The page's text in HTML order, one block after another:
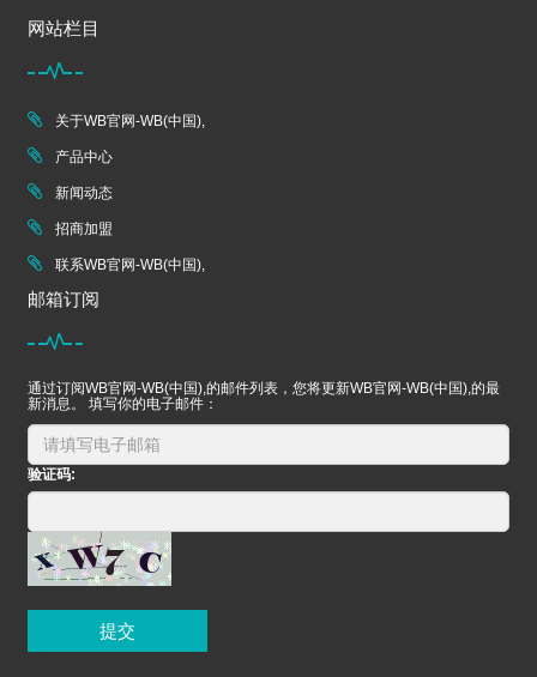
网站栏目
关于WB官网-WB(中国),
产品中心
新闻动态
招商加盟
联系WB官网-WB(中国),
邮箱订阅
通过订阅WB官网-WB(中国),的邮件列表，您将更新WB官网-WB(中国),的最
新消息。 填写你的电子邮件：
验证码:
提交